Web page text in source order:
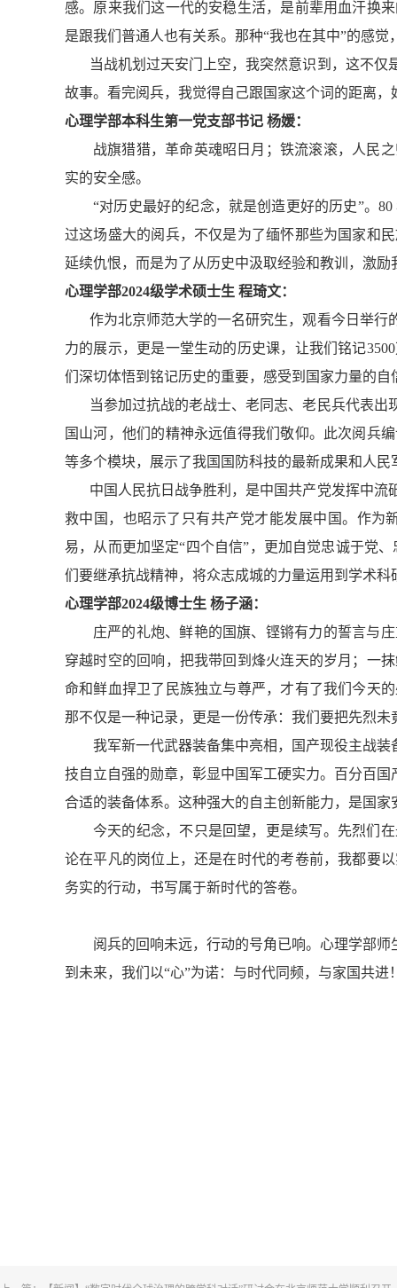
感。原来我们这一代的安稳生活，是前辈用血汗换
是跟我们普通人也有关系。那种“我也在其中”的感
当战机划过天安门上空，我突然意识到，这不
故事。看完阅兵，我觉得自己跟国家这个词的距离，
心理学部本科生第一党支部书记 杨媛：
战旗猎猎，革命英魂昭日月；铁流滚滚，人民
实的安全感。
“对历史最好的纪念，就是创造更好的历史”。
过这场盛大的阅兵，不仅是为了缅怀那些为国家和
延续仇恨，而是为了从历史中汲取经验和教训，激
心理学部2024级学术硕士生 程琦文：
作为北京师范大学的一名研究生，观看今日举行
力的展示，更是一堂生动的历史课，让我们铭记
们深切体悟到铭记历史的重要，感受到国家力量的
当参加过抗战的老战士、老同志、老民兵代表
国山河，他们的精神永远值得我们敬仰。此次阅兵
等多个模块，展示了我国国防科技的最新成果和人
中国人民抗日战争胜利，是中国共产党发挥中
救中国，也昭示了只有共产党才能发展中国。作为
易，从而更加坚定“四个自信”，更加自觉忠诚于党
们要继承抗战精神，将众志成城的力量运用到学术
心理学部2024级博士生 杨子涵：
庄严的礼炮、鲜艳的国旗、铿锵有力的誓言与
穿越时空的回响，把我带回到烽火连天的岁月；一
命和鲜血捍卫了民族独立与尊严，才有了我们今天
那不仅是一种记录，更是一份传承：我们要把先烈
我军新一代武器装备集中亮相，国产现役主战
技自立自强的勋章，彰显中国军工硬实力。百分百
合适的装备体系。这种强大的自主创新能力，是国
今天的纪念，不只是回望，更是续写。先烈们
论在平凡的岗位上，还是在时代的考卷前，我都要
务实的行动，书写属于新时代的答卷。
阅兵的回响未远，行动的号角已响。心理学部
到未来，我们以“心”为诺：与时代同频，与家国共进